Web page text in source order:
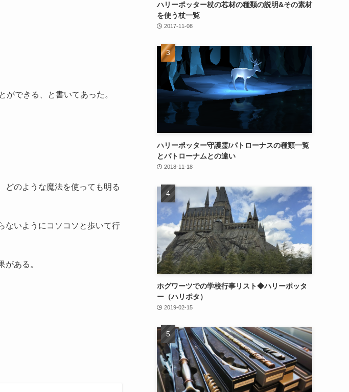
できる、と書いてあった。
どのような魔法を使っても明る
ないようにコソコソと歩いて行
ある。
ハリーポッター杖の芯材の種類の説明&その素材
を使う杖一覧
2017-11-08
ハリーポッター守護霊/パトローナスの種類一覧
とパトローナムとの違い
2018-11-18
ホグワーツでの学校行事リスト◆ハリーポッタ
ー（ハリポタ）
2019-02-15